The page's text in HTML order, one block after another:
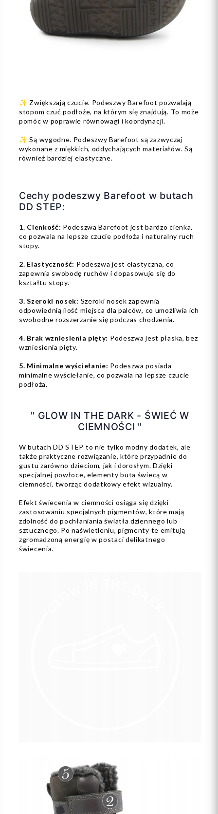
✨ Zwiększają czucie. Podeszwy Barefoot pozwalają
stopom czuć podłoże, na którym się znajdują. To może
pomóc w poprawie równowagi i koordynacji.
✨ Są wygodne. Podeszwy Barefoot są zazwyczaj
wykonane z miękkich, oddychających materiałów. Są
również bardziej elastyczne.
Cechy podeszwy Barefoot w butach
DD STEP:
1. Cienkość: Podeszwa Barefoot jest bardzo cienka,
co pozwala na lepsze czucie podłoża i naturalny ruch
stopy.
2. Elastyczność: Podeszwa jest elastyczna, co
zapewnia swobodę ruchów i dopasowuje się do
kształtu stopy.
3. Szeroki nosek: Szeroki nosek zapewnia
odpowiednią ilość miejsca dla palców, co umożliwia ich
swobodne rozszerzanie się podczas chodzenia.
4. Brak wzniesienia pięty: Podeszwa jest płaska, bez
wzniesienia pięty.
5. Minimalne wyściełanie: Podeszwa posiada
minimalne wyściełanie, co pozwala na lepsze czucie
podłoża.
" GLOW IN THE DARK - ŚWIEĆ W
CIEMNOŚCI "
W butach DD STEP to nie tylko modny dodatek, ale
także praktyczne rozwiązanie, które przypadnie do
gustu zarówno dzieciom, jak i dorosłym. Dzięki
specjalnej powłoce, elementy buta świecą w
ciemności, tworząc dodatkowy efekt wizualny.
Efekt świecenia w ciemności osiąga się dzięki
zastosowaniu specjalnych pigmentów, które mają
zdolność do pochłaniania światła dziennego lub
sztucznego. Po naświetleniu, pigmenty te emitują
zgromadzoną energię w postaci delikatnego
świecenia.